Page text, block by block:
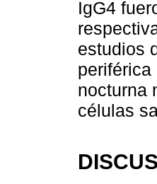
IgG4
estudios
nocturna
células